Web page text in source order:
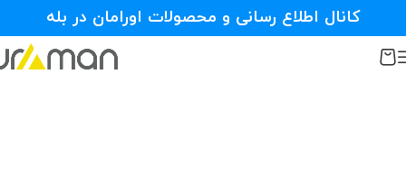
کانال اطلاع رسانی و محصولات اورامان در بله